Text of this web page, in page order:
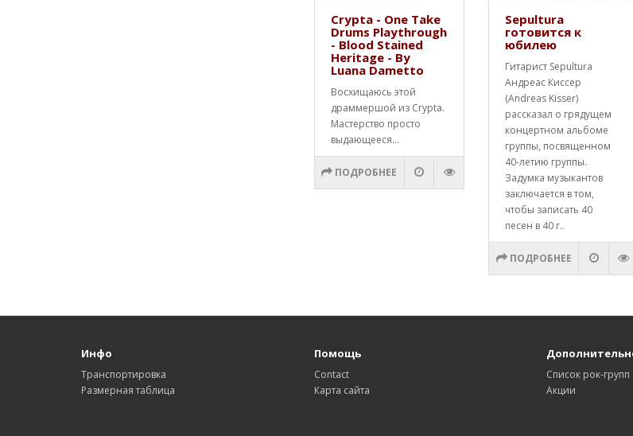
Crypta - One Take
Drums Playthrough
- Blood Stained
Heritage - By
Luana Dametto
Восхищаюсь этой
драммершой из Crypta.
Мастерство просто
выдающееся...
ПОДРОБНЕЕ
Sepultura
готовится к
юбилею
Гитарист Sepultura
Андреас Киссер
(Andreas Kisser)
рассказал о грядущем
концертном альбоме
группы, посвященном
40-летию группы.
Задумка музыкантов
заключается в том,
чтобы записать 40
песен в 40 г..
ПОДРОБНЕЕ
Инфо
Транспортировка
Размерная таблица
Помощь
Contact
Карта сайта
Список рок-групп
Акции